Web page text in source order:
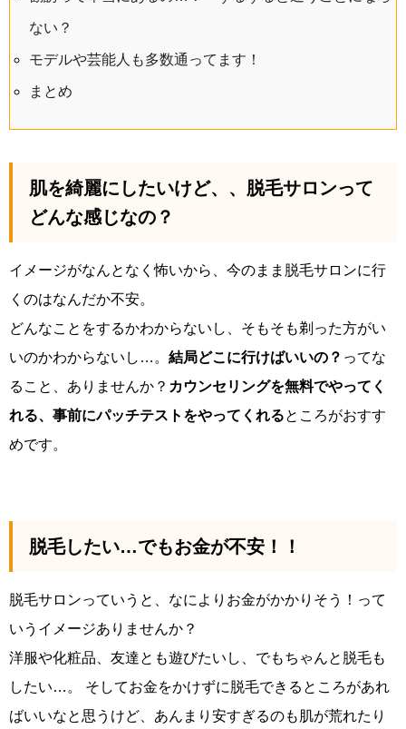
ない？
モデルや芸能人も多数通ってます！
まとめ
肌を綺麗にしたいけど、、脱毛サロンって
どんな感じなの？
イメージがなんとなく怖いから、今のまま脱毛サロンに行
くのはなんだか不安。
どんなことをするかわからないし、そもそも剃った方がい
いのかわからないし…。 結局どこに行けばいいの？ ってな
ること、ありませんか？ カウンセリングを無料でやってく
れる、事前にパッチテストをやってくれるところがおすす
めです。
脱毛したい…でもお金が不安！！
脱毛サロンっていうと、なによりお金がかかりそう！って
いうイメージありませんか？
洋服や化粧品、友達とも遊びたいし、でもちゃんと脱毛も
したい…。 そしてお金をかけずに脱毛できるところがあれ
ばいいなと思うけど、あんまり安すぎるのも肌が荒れたり